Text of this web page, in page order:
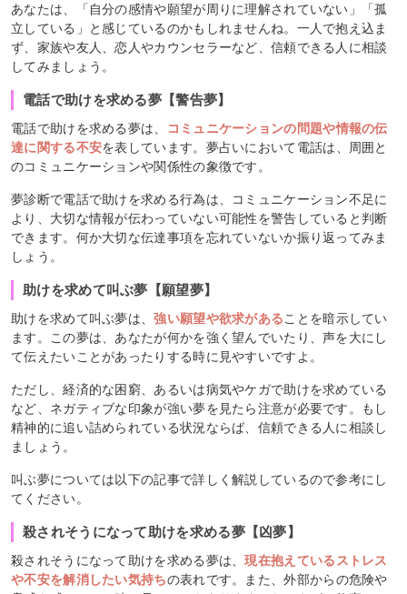
あなたは、「自分の感情や願望が周りに理解されていない」「孤
立している」と感じているのかもしれませんね。一人で抱え込ま
ず、家族や友人、恋人やカウンセラーなど、信頼できる人に相談
してみましょう。
電話で助けを求める夢【警告夢】
電話で助けを求める夢は、
コミュニケーションの問題や情報の伝
達に関する不安を表しています。夢占いにおいて電話は、周囲と
のコミュニケーションや関係性の象徴です。
夢診断で電話で助けを求める行為は、コミュニケーション不足に
より、大切な情報が伝わっていない可能性を警告していると判断
できます。何か大切な伝達事項を忘れていないか振り返ってみま
しょう。
助けを求めて叫ぶ夢【願望夢】
助けを求めて叫ぶ夢は、強い願望や欲求があることを暗示してい
ます。この夢は、あなたが何かを強く望んでいたり、声を大にし
て伝えたいことがあったりする時に見やすいですよ。
ただし、経済的な困窮、あるいは病気やケガで助けを求めている
など、ネガティブな印象が強い夢を見たら注意が必要です。もし
精神的に追い詰められている状況ならば、信頼できる人に相談し
ましょう。
叫ぶ夢については以下の記事で詳しく解説しているので参考にし
てください。
殺されそうになって助けを求める夢【凶夢】
殺されそうになって助けを求める夢は、現在抱えているストレス
や不安を解消したい気持ちの表れです。また、外部からの危険や